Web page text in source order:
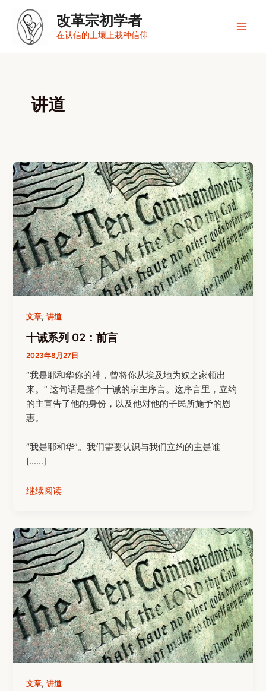
改革宗初学者
在认信的土壤上栽种信仰
讲道
文章,讲道
十诫系列 02：前言
2023年8月27日
“我是耶和华你的神，曾将你从埃及地为奴之家领出
来。” 这句话是整个十诫的宗主序言。这序言里，立约
的主宣告了他的身份，以及他对他的子民所施予的恩
惠。
“我是耶和华”。我们需要认识与我们立约的主是谁
[……]
继续阅读
文章,讲道